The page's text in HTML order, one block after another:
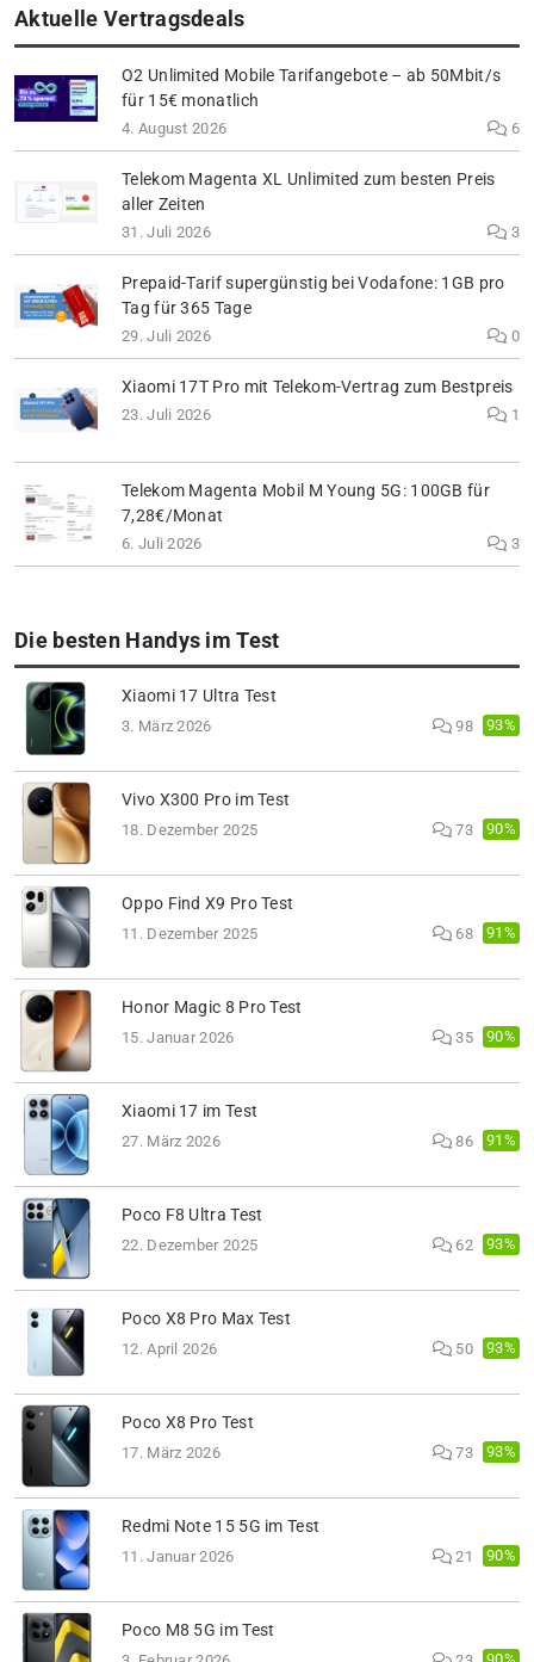
Aktuelle Vertragsdeals
O2 Unlimited Mobile Tarifangebote – ab 50Mbit/s
für 15€ monatlich
4. August 2026 6
Telekom Magenta XL Unlimited zum besten Preis
aller Zeiten
31. Juli 2026 3
Prepaid-Tarif supergünstig bei Vodafone: 1GB pro
Tag für 365 Tage
29. Juli 2026 0
Xiaomi 17T Pro mit Telekom-Vertrag zum Bestpreis
23. Juli 2026 1
Telekom Magenta Mobil M Young 5G: 100GB für
7,28€/Monat
6. Juli 2026 3
Die besten Handys im Test
Xiaomi 17 Ultra Test
3. März 2026 98 93%
Vivo X300 Pro im Test
18. Dezember 2025 73 90%
Oppo Find X9 Pro Test
11. Dezember 2025 68 91%
Honor Magic 8 Pro Test
15. Januar 2026 35 90%
Xiaomi 17 im Test
27. März 2026 86 91%
Poco F8 Ultra Test
22. Dezember 2025 62 93%
Poco X8 Pro Max Test
12. April 2026 50 93%
Poco X8 Pro Test
17. März 2026 73 93%
Redmi Note 15 5G im Test
11. Januar 2026 21 90%
Poco M8 5G im Test